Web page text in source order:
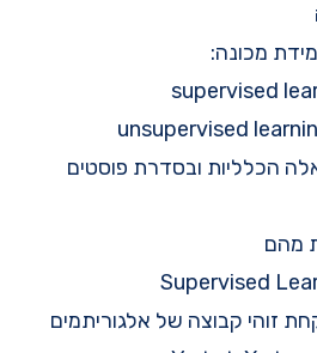
מכונה:
הכלליות ובסדרת פוסטים
מהם
זוהי קבוצה של אלגוריתמים